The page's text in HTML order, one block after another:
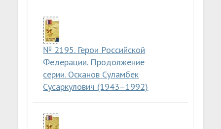
№ 2195. Герои Российской
Федерации. Продолжение
серии. Осканов Суламбек
Сусаркулович (1943–1992)